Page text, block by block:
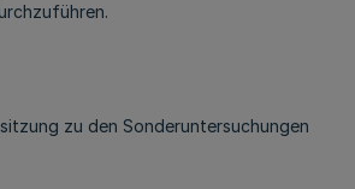
zu den Sonderuntersuchungen